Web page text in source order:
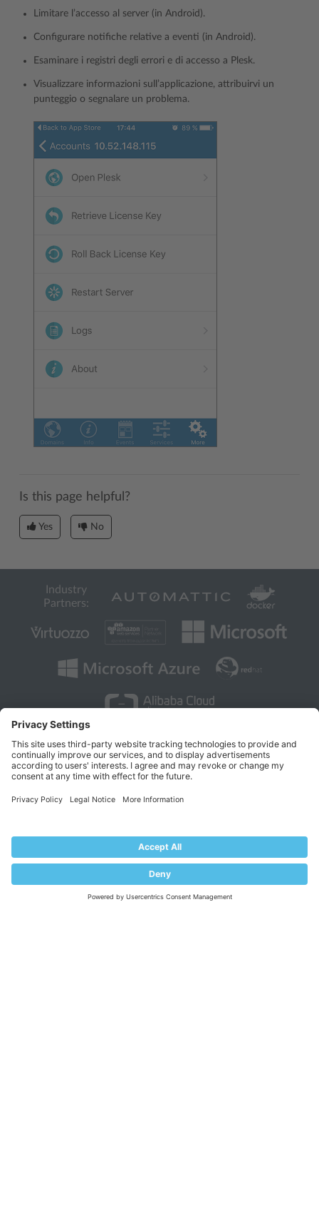
Limitare l’accesso al server (in Android).
Configurare notifiche relative a eventi (in Android).
Esaminare i registri degli errori e di accesso a Plesk.
Visualizzare informazioni sull’applicazione, attribuirvi un
punteggio o segnalare un problema.
Is this page helpful?
Yes No
Industry
Partners:
Terms of Use